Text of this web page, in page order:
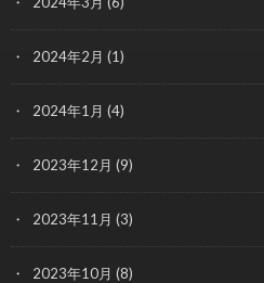
2024年2月 (1)
2024年1月 (4)
2023年12月 (9)
2023年11月 (3)
2023年10月 (8)